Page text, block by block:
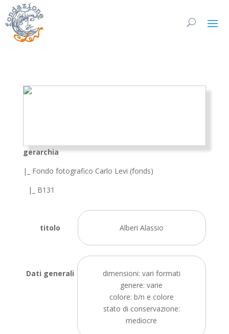
gerarchia
|_ Fondo fotografico Carlo Levi (fonds)
|_ B131
titolo Alberi Alassio
Dati generali
dimensioni: vari formati
genere: varie
colore: b/n e colore
stato di conservazione:
mediocre